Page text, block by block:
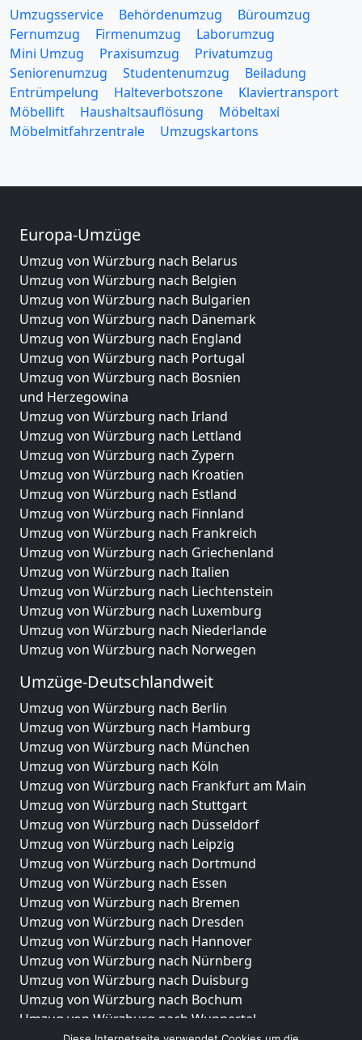
Umzugsservice Behördenumzug
Büroumzug
Fernumzug
Firmenumzug
Laborumzug
Mini Umzug
Praxisumzug
Privatumzug
Seniorenumzug
Studentenumzug
Beiladung
Entrümpelung
Halteverbotszone
Klaviertransport
Möbellift
Haushaltsauflösung
Möbeltaxi
Möbelmitfahrzentrale
Umzugskartons
Europa-Umzüge
Umzug von Würzburg nach Belarus
Umzug von Würzburg nach Belgien
Umzug von Würzburg nach Bulgarien
Umzug von Würzburg nach Dänemark
Umzug von Würzburg nach England
Umzug von Würzburg nach Portugal
Umzug von Würzburg nach Bosnien
und Herzegowina
Umzug von Würzburg nach Irland
Umzug von Würzburg nach Lettland
Umzug von Würzburg nach Zypern
Umzug von Würzburg nach Kroatien
Umzug von Würzburg nach Estland
Umzug von Würzburg nach Finnland
Umzug von Würzburg nach Frankreich
Umzug von Würzburg nach Griechenland
Umzug von Würzburg nach Italien
Umzug von Würzburg nach Liechtenstein
Umzug von Würzburg nach Luxemburg
Umzug von Würzburg nach Niederlande
Umzug von Würzburg nach Norwegen
Umzüge-Deutschlandweit
Umzug von Würzburg nach Berlin
Umzug von Würzburg nach Hamburg
Umzug von Würzburg nach München
Umzug von Würzburg nach Köln
Umzug von Würzburg nach Frankfurt am Main
Umzug von Würzburg nach Stuttgart
Umzug von Würzburg nach Düsseldorf
Umzug von Würzburg nach Leipzig
Umzug von Würzburg nach Dortmund
Umzug von Würzburg nach Essen
Umzug von Würzburg nach Bremen
Umzug von Würzburg nach Dresden
Umzug von Würzburg nach Hannover
Umzug von Würzburg nach Nürnberg
Umzug von Würzburg nach Duisburg
Umzug von Würzburg nach Bochum
Umzug von Würzburg nach Wuppertal